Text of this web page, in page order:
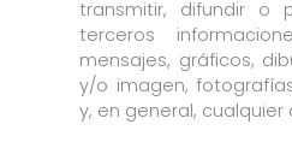
transmitir, difundir o
terceros
mensajes, gráficos,
y/o imagen,
y, en general,